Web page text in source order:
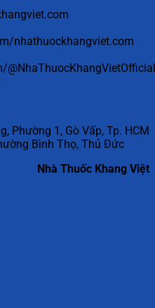
nhathuockhangviet.com
Phường 1, Gò Vấp, Tp. HCM
Bình Thọ, Thủ Đức
Nhà Thuốc Khang Việt